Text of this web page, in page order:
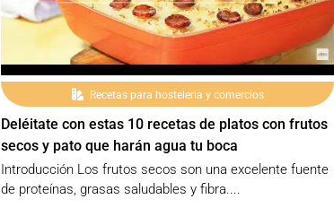
Recetas para hosteleria y comercios
Deléitate con estas 10 recetas de platos con frutos
secos y pato que harán agua tu boca
Introducción Los frutos secos son una excelente fuente
de proteínas, grasas saludables y fibra....